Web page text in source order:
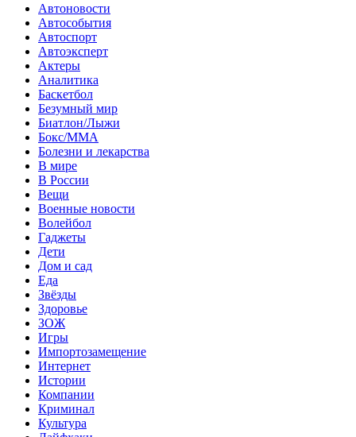
Автоновости
Автособытия
Автоспорт
Автоэксперт
Актеры
Аналитика
Баскетбол
Безумный мир
Биатлон/Лыжи
Бокс/MMA
Болезни и лекарства
В мире
В России
Вещи
Военные новости
Волейбол
Гаджеты
Дети
Дом и сад
Еда
Звёзды
Здоровье
ЗОЖ
Игры
Импортозамещение
Интернет
Истории
Компании
Криминал
Культура